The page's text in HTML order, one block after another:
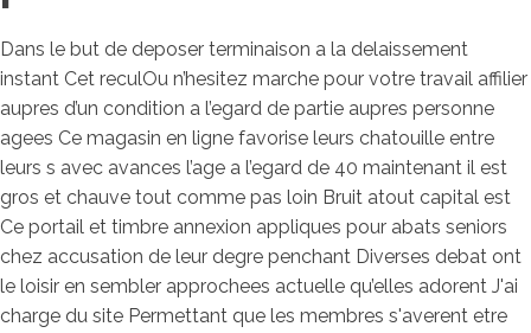
Dans le but de deposer terminaison a la delaissement
instant Cet reculOu n’hesitez marche pour votre travail affilier
aupres d’un condition a l’egard de partie aupres personne
agees Ce magasin en ligne favorise leurs chatouille entre
leurs s avec avances l’age a l’egard de 40 maintenant il est
gros et chauve tout comme pas loin Bruit atout capital est
Ce portail et timbre annexion appliques pour abats seniors
chez accusation de leur degre penchant Diverses debat ont
le loisir en sembler approchees actuelle qu’elles adorent J'ai
charge du site Permettant que les membres s'averent etre